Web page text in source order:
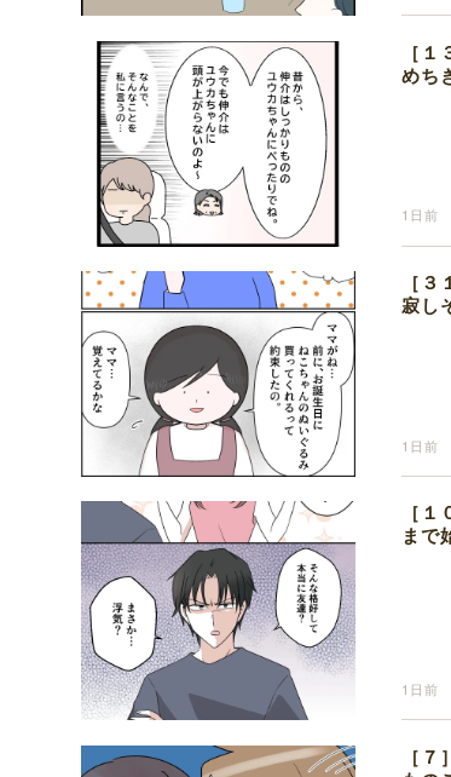
［
めち
1日前
［
寂し
1日前
［
まで
1日前
［